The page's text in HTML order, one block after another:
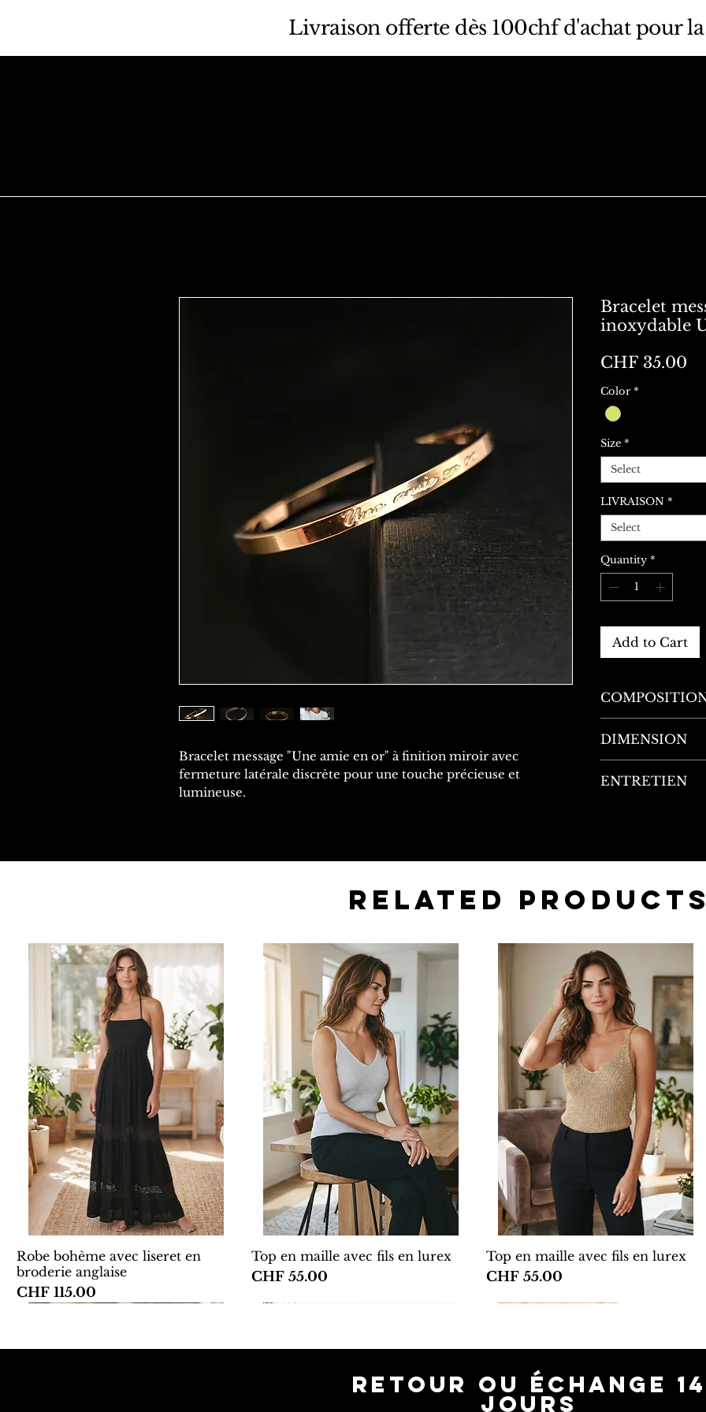
Livraison offerte dès 100chf d'achat pour la
Bracelet message "Une amie en or" à finition miroir avec
fermeture latérale discrète pour une touche précieuse et
lumineuse.
Bracelet
inoxydable
CHF 35.00
Color *
Size *
Select
LIVRAISON *
Select
Quantity *
Add to Cart
DIMENSION
Largeur :
ENTRETIEN
dure dans le
Related Products
Robe bohème avec liseret en
broderie anglaise
Price
CHF 115.00
Top en maille avec fils en lurex
Price
CHF 55.00
Top en maille avec fils en lurex
Price
CHF 55.00
RETOUR OU éCHANGE 14
JOURS